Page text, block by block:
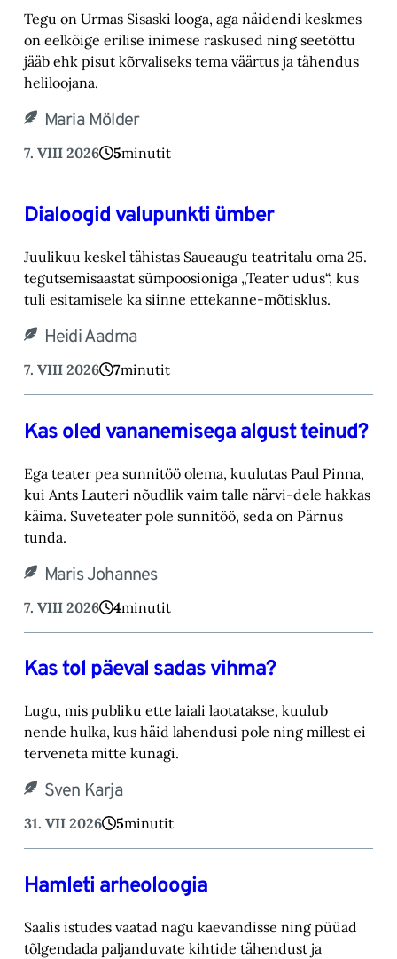
Tegu on Urmas Sisaski looga, aga näidendi keskmes
on eelkõige erilise inimese raskused ning ‎seetõttu
jääb ehk pisut kõrvaliseks tema väärtus ja tähendus
heliloojana.‎
Maria Mölder
7. VIII 2026 5minutit
Dialoogid valupunkti ümber
Juulikuu keskel tähistas Saueaugu teatritalu oma 25.
tegutsemisaastat sümpoosioniga „Teater ‎udus“, kus
tuli esitamisele ka siinne ettekanne-mõtisklus.‎
Heidi Aadma
7. VIII 2026 7minutit
Kas oled vananemisega algust teinud?
Ega teater pea sunnitöö olema, kuulutas Paul Pinna,
kui Ants Lauteri nõudlik vaim talle närvi-‎dele hakkas
käima. Suveteater pole sunnitöö, seda on Pärnus
tunda.‎
Maris Johannes
7. VIII 2026 4minutit
Kas tol päeval sadas vihma?
Lugu, mis publiku ette laiali laotatakse, kuulub
nende hulka, kus häid lahendusi pole ning millest ei
terveneta mitte kunagi.
Sven Karja
31. VII 2026 5minutit
Hamleti arheoloogia
Saalis istudes vaatad nagu kaevandisse ning püüad
tõlgendada paljanduvate kihtide tähendust ja